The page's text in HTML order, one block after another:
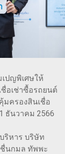
ปญพิเศษให้
อเช่าซื้อรถยนต์
มครองสินเชื่อ
ธันวาคม 2566
ริหาร บริษัท
นกมล ทัพพะ